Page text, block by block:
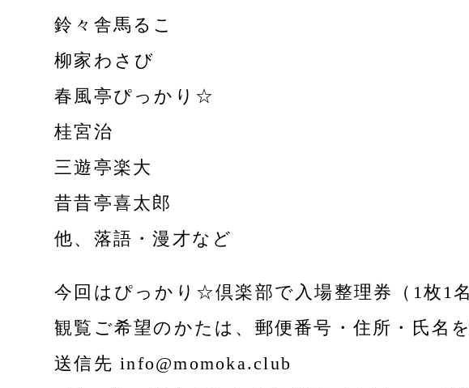
鈴々舎馬るこ
柳家わさび
春風亭ぴっかり☆
桂宮治
三遊亭楽大
昔昔亭喜太郎
他、落語・漫才など
今回はぴっかり☆倶楽部で入場整理券（1枚1
観覧ご希望のかたは、郵便番号・住所・氏名
送信先 info@momoka.club